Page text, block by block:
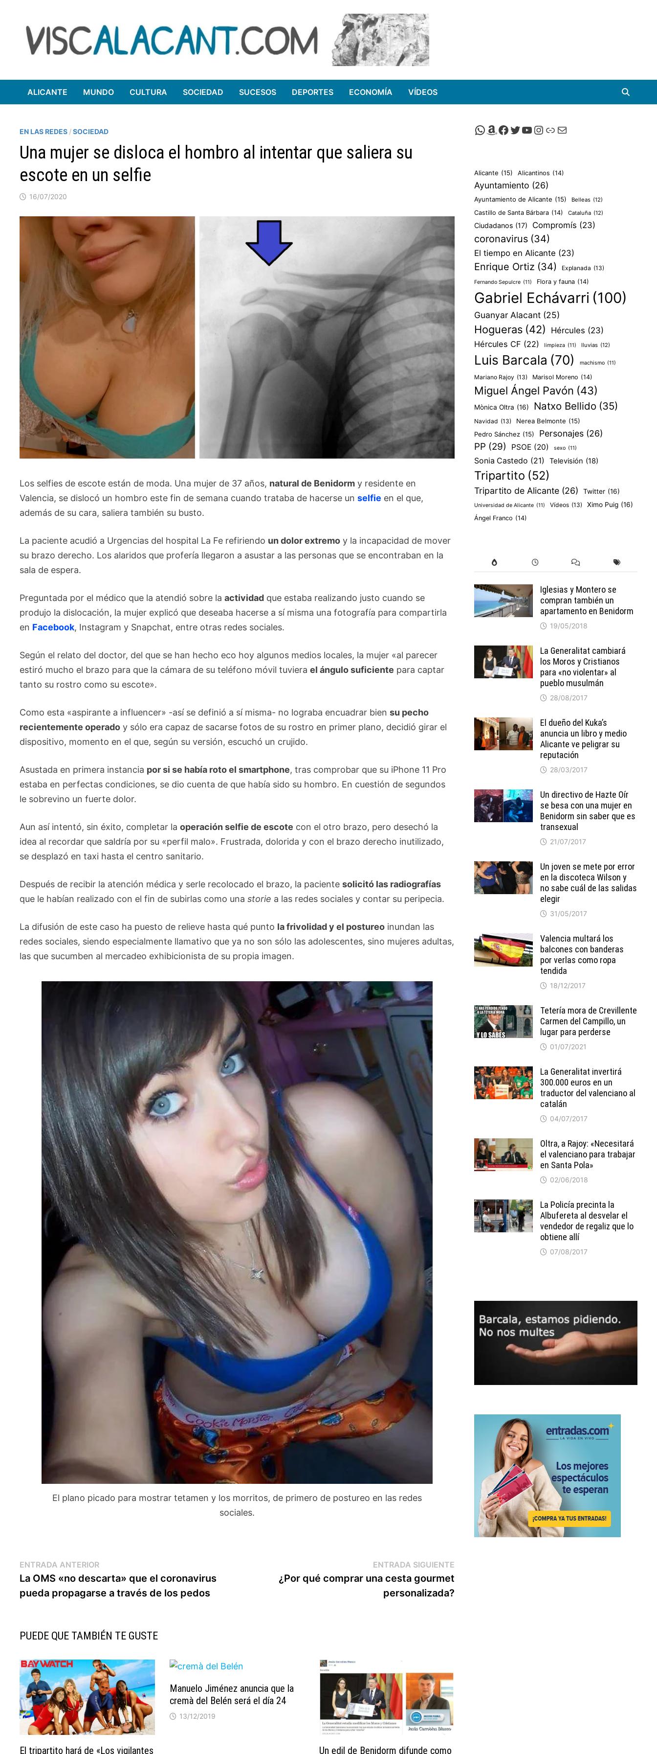
contenido
ALICANTE MUNDO CULTURA SOCIEDAD SUCESOS DEPORTES ECONOMÍA VÍDEOS
EN LAS REDES /SOCIEDAD
Una mujer se disloca el hombro al intentar que saliera su
escote en un selfie
16/07/2020
Los selfies de escote están de moda. Una mujer de 37 años, natural de Benidorm y residente en
Valencia, se dislocó un hombro este fin de semana cuando trataba de hacerse unselfie en el que,
además de su cara, saliera también su busto.
La paciente acudió a Urgencias del hospital La Fe refiriendo un dolor extremo y la incapacidad de mover
su brazo derecho. Los alaridos que profería llegaron a asustar a las personas que se encontraban en la
sala de espera.
Preguntada por el médico que la atendió sobre laactividad que estaba realizando justo cuando se
produjo la dislocación, la mujer explicó que deseaba hacerse a sí misma una fotografía para compartirla
en Facebook, Instagram y Snapchat, entre otras redes sociales.
Según el relato del doctor, del que se han hecho eco hoy algunos medios locales, la mujer «al parecer
estiró mucho el brazo para que la cámara de su teléfono móvil tuvierael ángulo suficiente para captar
tanto su rostro como su escote».
Como esta «aspirante a influencer» -así se definió a sí misma- no lograba encuadrar biensu pecho
recientemente operado y sólo era capaz de sacarse fotos de su rostro en primer plano, decidió girar el
dispositivo, momento en el que, según su versión, escuchó un crujido.
Asustada en primera instancia por si se había roto el smartphone, tras comprobar que su iPhone 11 Pro
estaba en perfectas condiciones, se dio cuenta de que había sido su hombro. En cuestión de segundos
le sobrevino un fuerte dolor.
Aun así intentó, sin éxito, completar laoperación selfie de escote con el otro brazo, pero desechó la
idea al recordar que saldría por su «perfil malo». Frustrada, dolorida y con el brazo derecho inutilizado,
se desplazó en taxi hasta el centro sanitario.
Después de recibir la atención médica y serle recolocado el brazo, la pacientesolicitó las radiografías
que le habían realizado con el fin de subirlas como unastorie a las redes sociales y contar su peripecia.
La difusión de este caso ha puesto de relieve hasta qué punto la frivolidad y el postureo inundan las
redes sociales, siendo especialmente llamativo que ya no son sólo las adolescentes, sino mujeres adultas,
las que sucumben al mercadeo exhibicionista de su propia imagen.
El plano picado para mostrar tetamen y los morritos, de primero de postureo en las redes
sociales.
Navegación
de
entradas
ENTRADA ANTERIOREntrada
anterior:
La OMS «no descarta» que el coronavirus
pueda propagarse a través de los pedos
ENTRADA SIGUIENTEEntrada
siguiente:
¿Por qué comprar una cesta gourmet
personalizada?
PUEDE QUE TAMBIÉN TE GUSTE
El tripartito hará de «Los vigilantes
Manuelo Jiménez anuncia que la
cremà del Belén será el día 24
13/12/2019
Un edil de Benidorm difunde como
Canal de Whatsapp de Viscalacant
Comprar en Amazon
Facebook de Viscalacant
Twitter de Viscalacant
Canal de Youtube de Viscalacant
Instagram de Viscalacant
Viscalacant en Polkaverse
Correo electrónico
Alicante (15) Alicantinos (14)
Ayuntamiento (26)
Ayuntamiento de Alicante (15) Belleas (12)
Castillo de Santa Bárbara (14) Cataluña (12)
Ciudadanos (17) Compromís (23)
coronavirus (34)
El tiempo en Alicante (23)
Enrique Ortiz (34) Explanada (13)
Fernando Sepulcre (11) Flora y fauna (14)
Gabriel Echávarri (100)
Guanyar Alacant (25)
Hogueras (42) Hércules (23)
Hércules CF (22) limpieza (11) lluvias (12)
Luis Barcala (70) machismo (11)
Mariano Rajoy (13) Marisol Moreno (14)
Miguel Ángel Pavón (43)
Mònica Oltra (16) Natxo Bellido (35)
Navidad (13) Nerea Belmonte (15)
Pedro Sánchez (15) Personajes (26)
PP (29) PSOE (20) sexo (11)
Sonia Castedo (21) Televisión (18)
Tripartito (52)
Tripartito de Alicante (26) Twitter (16)
Universidad de Alicante (11) Vídeos (13) Ximo Puig (16)
Ángel Franco (14)
Iglesias y Montero se
compran también un
apartamento en Benidorm
19/05/2018
La Generalitat cambiará
los Moros y Cristianos
para «no violentar» al
pueblo musulmán
28/08/2017
El dueño del Kuka’s
anuncia un libro y medio
Alicante ve peligrar su
reputación
28/03/2017
Un directivo de Hazte Oír
se besa con una mujer en
Benidorm sin saber que es
transexual
21/07/2017
Un joven se mete por error
en la discoteca Wilson y
no sabe cuál de las salidas
elegir
31/05/2017
Valencia multará los
balcones con banderas
por verlas como ropa
tendida
18/12/2017
Tetería mora de Crevillente
Carmen del Campillo, un
lugar para perderse
01/07/2021
La Generalitat invertirá
300.000 euros en un
traductor del valenciano al
catalán
04/07/2017
Oltra, a Rajoy: «Necesitará
el valenciano para trabajar
en Santa Pola»
02/06/2018
La Policía precinta la
Albufereta al desvelar el
vendedor de regaliz que lo
obtiene allí
07/08/2017